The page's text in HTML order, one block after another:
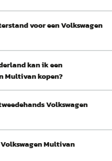
voor een Volkswagen
kan ik een
Multivan kopen?
Volkswagen
Multivan